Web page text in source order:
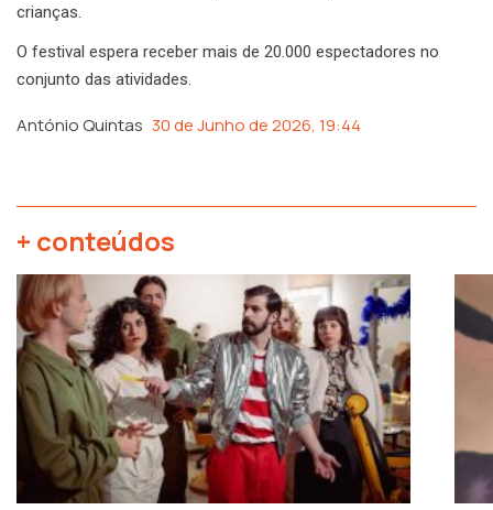
crianças.
O festival espera receber mais de 20.000 espectadores no
conjunto das atividades.
António Quintas 30 de Junho de 2026, 19:44
+ conteúdos